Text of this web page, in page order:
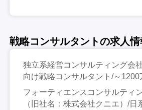
戦略コンサルタントの求人情
独立系経営コンサルティング会
向け戦略コンサルタント/～1200
フォーティエンスコンサルティ
（旧社名：株式会社クニエ）/日